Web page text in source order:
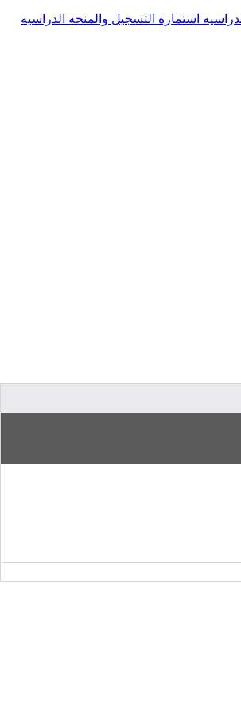
استماره التسجیل والمنحه الدراسیه